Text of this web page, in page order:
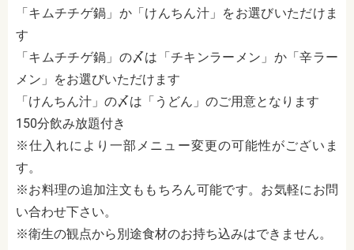
「キムチチゲ鍋」か「けんちん汁」をお選びいただけま
す
「キムチチゲ鍋」の〆は「チキンラーメン」か「辛ラー
メン」をお選びいただけます
「けんちん汁」の〆は「うどん」のご用意となります
150分飲み放題付き
※仕入れにより一部メニュー変更の可能性がございま
す。
※お料理の追加注文ももちろん可能です。お気軽にお問
い合わせ下さい。
※衛生の観点から別途食材のお持ち込みはできません。